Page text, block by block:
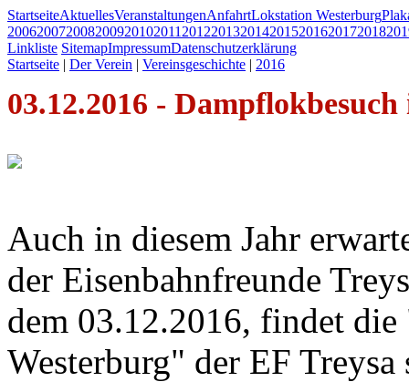
StartseiteAktuellesVeranstaltungenAnfahrtLokstation Westerburg
200620072008200920102011 2012201320142015201620172018
Linkliste SitemapImpressumDatenschutzerklärung
Startseite | Der Verein | Vereinsgeschichte | 2016
03.12.2016 -
Auch in diesem Jahr
der Eisenbahnfreunde
dem 03.12.2016, findet
Westerburg" der EF